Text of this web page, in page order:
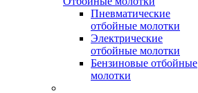
Пневматические
отбойные молотки
Электрические
отбойные молотки
Бензиновые отбойные
молотки